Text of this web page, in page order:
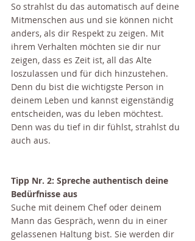
So strahlst du das automatisch auf deine
Mitmenschen aus und sie können nicht
anders, als dir Respekt zu zeigen. Mit
ihrem Verhalten möchten sie dir nur
zeigen, dass es Zeit ist, all das Alte
loszulassen und für dich hinzustehen.
Denn du bist die wichtigste Person in
deinem Leben und kannst eigenständig
entscheiden, was du leben möchtest.
Denn was du tief in dir fühlst, strahlst du
auch aus.
Tipp Nr. 2: Spreche authentisch deine
Bedürfnisse aus
Suche mit deinem Chef oder deinem
Mann das Gespräch, wenn du in einer
gelassenen Haltung bist. Sie werden dir